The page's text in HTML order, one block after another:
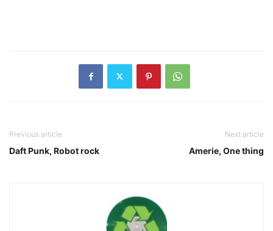
Previous article
Daft Punk, Robot rock
Next article
Amerie, One thing